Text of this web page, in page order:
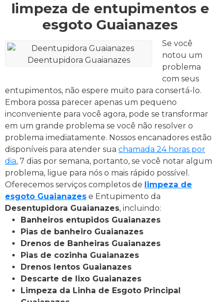
limpeza de entupimentos e
esgoto Guaianazes
Deentupidora Guaianazes
Se você
notou um
problema
com seus
entupimentos, não espere muito para consertá-lo.
Embora possa parecer apenas um pequeno
inconveniente para você agora, pode se transformar
em um grande problema se você não resolver o
problema imediatamente. Nossos encanadores estão
disponíveis para atender sua chamada 24 horas por
dia, 7 dias por semana, portanto, se você notar algum
problema, ligue para nós o mais rápido possível.
Oferecemos serviços completos de limpeza de
esgoto Guaianazes e Entupimento da
Desentupidora Guaianazes, incluindo:
Banheiros entupidos Guaianazes
Pias de banheiro Guaianazes
Drenos de Banheiras Guaianazes
Pias de cozinha Guaianazes
Drenos lentos Guaianazes
Descarte de lixo Guaianazes
Limpeza da Linha de Esgoto Principal